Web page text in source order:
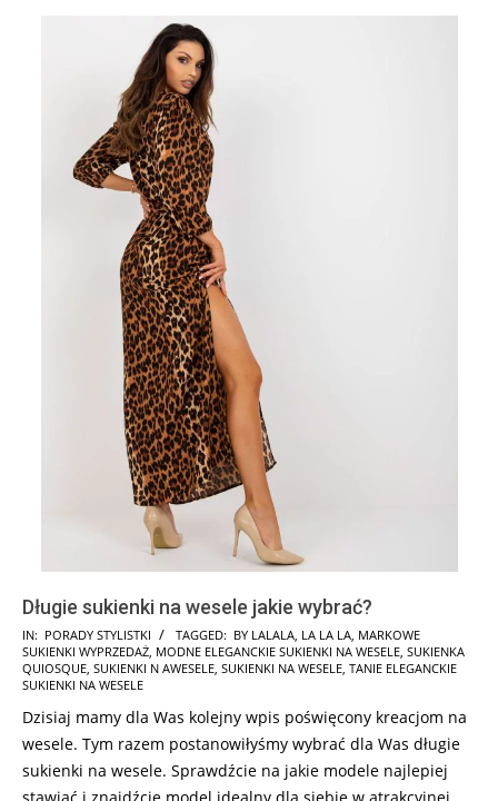
Długie sukienki na wesele jakie wybrać?
2026-
05-
11
IN: PORADY STYLISTKI TAGGED: BY LALALA, LA LA LA, MARKOWE
SUKIENKI WYPRZEDAŻ, MODNE ELEGANCKIE SUKIENKI NA WESELE, SUKIENKA
QUIOSQUE, SUKIENKI N AWESELE, SUKIENKI NA WESELE, TANIE ELEGANCKIE
SUKIENKI NA WESELE
Dzisiaj mamy dla Was kolejny wpis poświęcony kreacjom na
wesele. Tym razem postanowiłyśmy wybrać dla Was długie
sukienki na wesele. Sprawdźcie na jakie modele najlepiej